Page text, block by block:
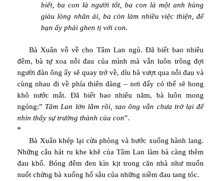
biết, ba con là người tốt, ba con là một anh hùng
giàu lòng nhân ái, ba còn làm nhiều việc thiện, để
bạn ấy phải ghen tị với con.
Bà Xuân vỗ về cho Tâm Lan ngủ. Đã biết bao nhiêu
đêm, bà tự xoa nỗi đau của mình mà vẫn luôn trông đợi
người đàn ông ấy sẽ quay trở về, dìu bà vượt qua nỗi đau và
cùng nhau đi về phía thiên đàng – nơi đấy có thể sẽ hong
khô nước mắt. Đã biết bao nhiêu năm, bà luôn mong
ngóng:” Tâm Lan lớn lắm rồi, sao ông vẫn chưa trở lại để
nhìn thấy sự trưởng thành của con”.
*
Bà Xuân khép lại cửa phòng và bước xuống hành lang.
Những câu hát ru khe khẽ của Tâm Lan làm bà càng thêm
đau khổ. Bóng đêm đen kìn kịt trong căn nhà như muốn
nuốt chửng bà xuống hố sâu của những niềm đau tang tóc.